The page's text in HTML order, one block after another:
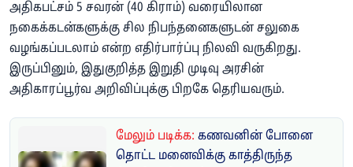
அதிகபட்சம் 5 சவரன் (40 கிராம்) வரையிலான
நகைக்கடன்களுக்கு சில நிபந்தனைகளுடன் சலுகை
வழங்கப்படலாம் என்ற எதிர்பார்ப்பு நிலவி வருகிறது.
இருப்பினும், இதுகுறித்த இறுதி முடிவு அரசின்
அதிகாரப்பூர்வ அறிவிப்புக்கு பிறகே தெரியவரும்.
மேலும் படிக்க: கணவனின் போனை
தொட்ட மனைவிக்கு காத்திருந்த